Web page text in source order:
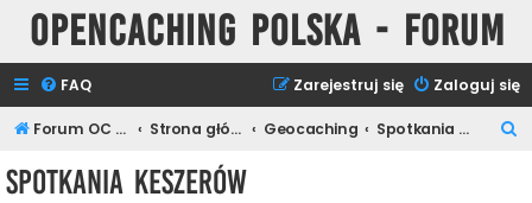
Opencaching Polska - Forum
FAQ Zaloguj się
Zarejestruj się
Forum OC PL Strona główna Geocaching Spotkania Keszerów
Spotkania Keszerów